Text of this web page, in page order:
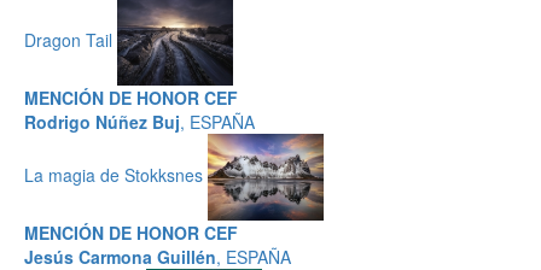
Dragon Tail
MENCIÓN DE HONOR CEF
Rodrigo Núñez Buj, ESPAÑA
La magia de Stokksnes
MENCIÓN DE HONOR CEF
Jesús Carmona Guillén, ESPAÑA